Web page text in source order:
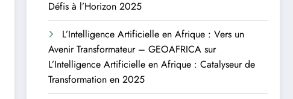
Défis à l’Horizon 2025
L’Intelligence Artificielle en Afrique : Vers un
Avenir Transformateur – GEOAFRICA sur
L’Intelligence Artificielle en Afrique : Catalyseur de
Transformation en 2025